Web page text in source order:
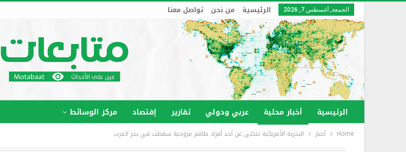
الجمعة, أغسطس 7, 2026 الرئيسية من نحن تواصل معنا
الرئيسية أخبار محلية عربي ودولي تقارير إقتصاد مركز الوسائط
Home أخبار البحرية الأمريكية تتخلى عن أحد أفراد طاقم مروحية سقطت في بحر العرب